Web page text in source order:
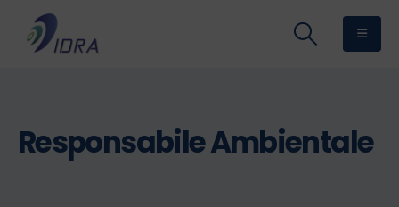
Responsabile Ambientale